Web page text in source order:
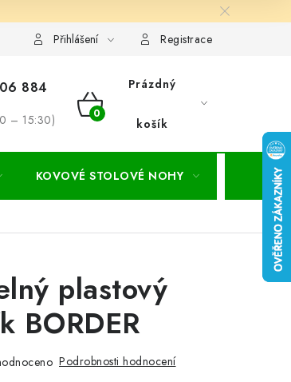
podmínky Ochrana osobních údajú
Přihlášení Registrace
884
– 15:30)
NÁKUPNÍ
Prázdný
košík
KOVOVÉ STOLOVÉ NOHY
plastový
BORDER
Podrobnosti hodnocení